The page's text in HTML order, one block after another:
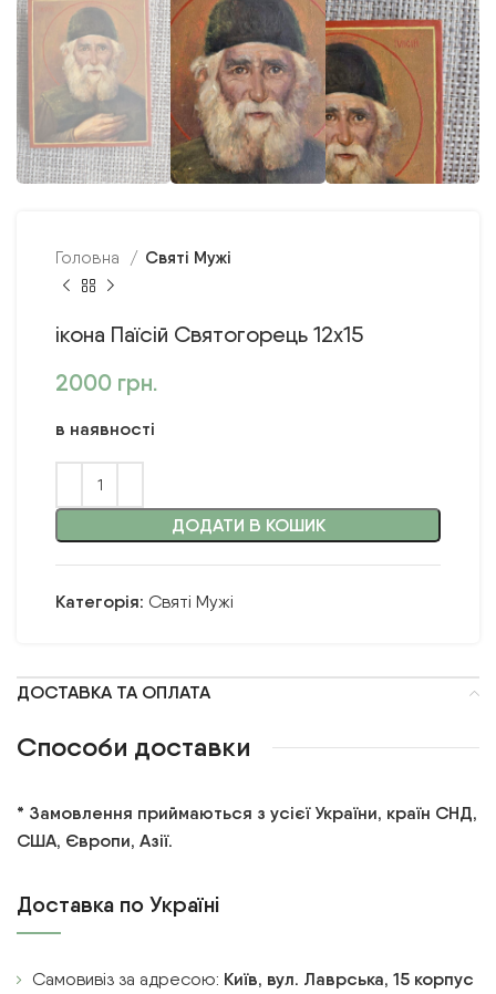
Головна Святі Мужі
ікона Паїсій Святогорець 12х15
2000 грн.
в наявності
ДОДАТИ В КОШИК
Категорія: Святі Мужі
ДОСТАВКА ТА ОПЛАТА
Способи доставки
* Замовлення приймаються з усієї України, країн СНД,
США, Європи, Азії.
Доставка по Україні
Самовивіз за адресою: Київ, вул. Лаврська, 15 корпус